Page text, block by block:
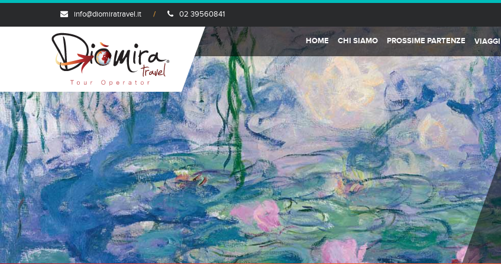
info@diomiratravel.it 02 39560841
HOME CHI SIAMO PROSSIME PARTENZE VIAGGI